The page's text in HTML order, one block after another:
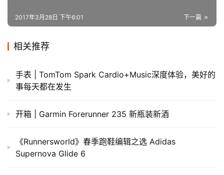
下一篇
2017年3月28日 下午6:01
相关推荐
手表 | TomTom Spark Cardio+Music深度体验，美好的
事每天都在发生
开箱 | Garmin Forerunner 235 新瓶装新酒
《Runnersworld》春季跑鞋编辑之选 Adidas
Supernova Glide 6